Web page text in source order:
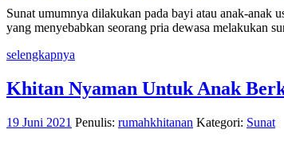
Sunat umumnya dilakukan pada bayi atau anak-anak
yang menyebabkan seorang pria dewasa melakukan
selengkapnya
Khitan Nyaman Untuk Anak
19 Juni 2021 Penulis: rumahkhitanan Kategori: Sunat